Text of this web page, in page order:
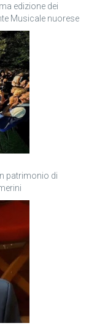
edizione dei
Musicale nuorese
patrimonio di